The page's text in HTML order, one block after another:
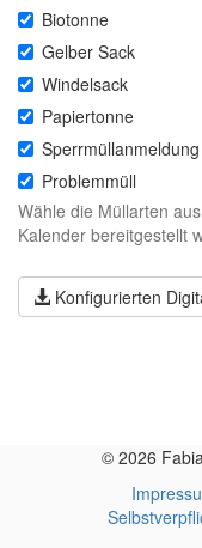
Biotonne
Gelber Sack
Windelsack
Papiertonne
Sperrmüllanmeldung
Problemmüll
Wähle die Müllarten
Kalender bereitgestellt
Konfigurierten
© 2026